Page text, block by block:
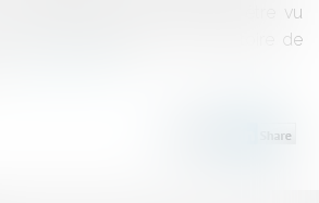
d’atterrissage, qui ne peut être vu
extraordinaire exonératoire de